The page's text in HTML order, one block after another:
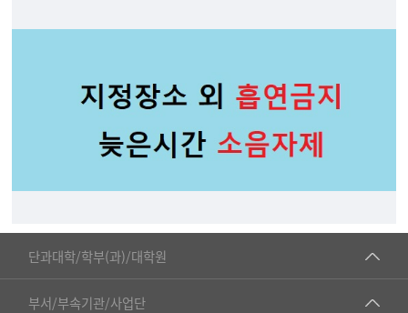
단과대학/학부(과)/대학원
■인문대학
▷국어국문학부
부서/부속기관/사업단
공동기기센터